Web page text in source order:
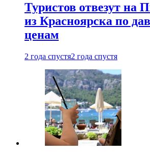
Туристов отвезут на
из Красноярска по
ценам
2 года спустя2 года спустя